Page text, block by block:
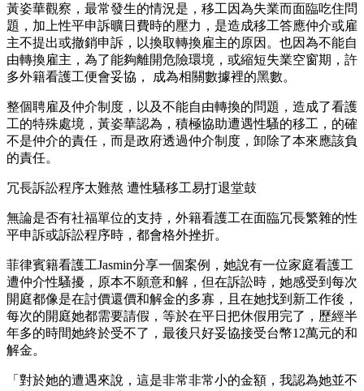
黃姿華觀察，最常發生的情況是，移工因為失業而面臨吃住問
題，加上性平申訴曠日費時的壓力，是造成移工答應仲介或雇
主不提出或撤銷申訴，以換取轉換雇主的原因。也因為不能自
由轉換雇主，為了能夠離開危險環境，或縮短失業空窗期，許
多外籍看護工便會妥協， 成為相關數據裡的黑數。
整個聘雇及仲介制度，以及不能自由轉換的問題，造成了看護
工的特殊處境，黃姿華認為，積極協助遭遇性騷的移工，的確
不是仲介的責任，而是政府透過仲介制度，卸除了本來應該負
的責任。
冗長訴訟程序太難熬 遭性騷移工易打退堂鼓
無論是否有社福單位的支持，外籍看護工在面臨冗長繁雜的性
平申訴或訴訟程序時，都會格外挫折。
菲律賓籍看護工Jasmin分享一個案例，她說有一位家庭看護工
遭仲介性騷擾，原本不願意和解，但在訴訟時，她感受到每次
開庭都像是在討價還價和解金的多寡，且在她找到新工作後，
每次的開庭她都需要請假，等於在平日把休假用完了，歷經半
年多的時間她終於受不了，最後只好妥協接受台幣12萬元的和
解金。
「對於她的遭遇來說，這是非常非常小的金額，我認為她並不